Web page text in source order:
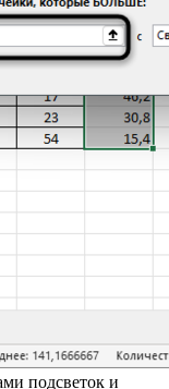
вы сразу же
При этом
то есть при
и ее подсветка